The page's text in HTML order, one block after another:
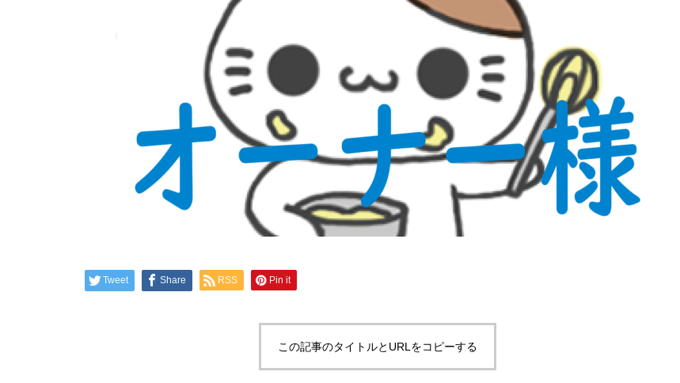
Tweet Share RSS Pin it
この記事のタイトルとURLをコピーする